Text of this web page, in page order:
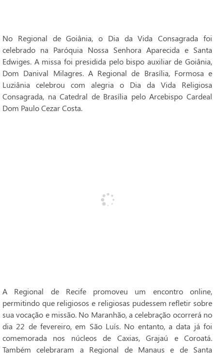
No Regional de Goiânia, o Dia da Vida Consagrada foi
celebrado na Paróquia Nossa Senhora Aparecida e Santa
Edwiges. A missa foi presidida pelo bispo auxiliar de Goiânia,
Dom Danival Milagres. A Regional de Brasília, Formosa e
Luziânia celebrou com alegria o Dia da Vida Religiosa
Consagrada, na Catedral de Brasília pelo Arcebispo Cardeal
Dom Paulo Cezar Costa.
A Regional de Recife promoveu um encontro online,
permitindo que religiosos e religiosas pudessem refletir sobre
sua vocação e missão. No Maranhão, a celebração ocorrerá no
dia 22 de fevereiro, em São Luís. No entanto, a data já foi
comemorada nos núcleos de Caxias, Grajaú e Coroatá.
Também celebraram a Regional de Manaus e de Santa